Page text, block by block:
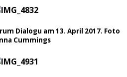
Dialogu am 13. April 2017. Foto
Cummings